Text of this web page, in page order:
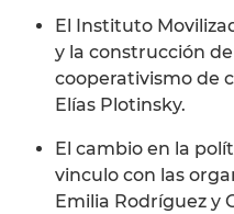
El Instituto
y la construcción
cooperativismo de
Elías Plotinsky.
El cambio en la
vinculo con las
Emilia Rodríguez y